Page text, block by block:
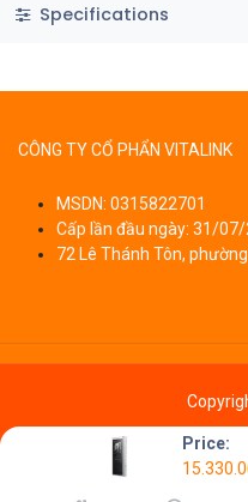
Price:
Specifications
CÔNG TY CỔ PHẨN VITALINK
MSDN: 0315822701
Cấp lần đầu ngày: 31/
72 Lê Thánh Tôn, phường